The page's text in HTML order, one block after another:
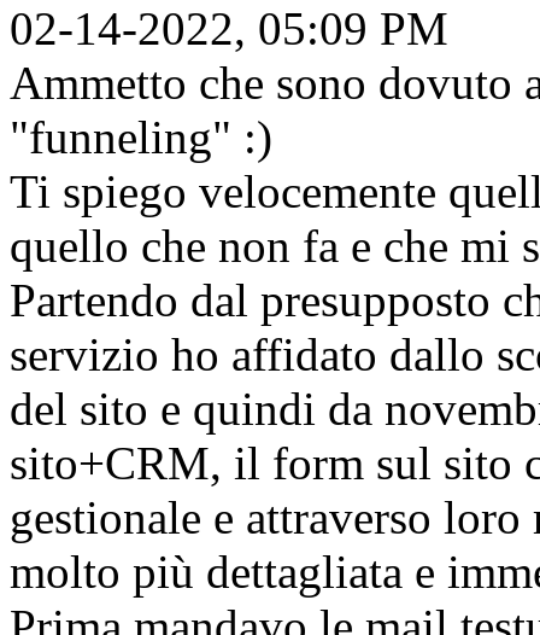
02-14-2022, 05:09 PM
Ammetto che sono dovuto
"funneling" :)
Ti spiego velocemente
quello che non fa e che mi
Partendo dal presupposto
servizio ho affidato dallo
del sito e quindi da
sito+CRM, il form sul sito
gestionale e attraverso
molto più dettagliata e